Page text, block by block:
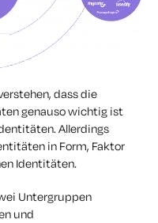
dass die
genauso wichtig ist
Allerdings
in Form, Faktor
Identitäten.
Untergruppen
und